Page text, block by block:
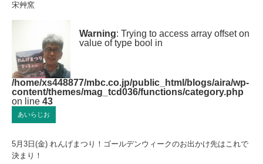
宋艸窯
Warning: Trying to access array offset on
value of type bool in
/home/xs448877/mbc.co.jp/public_html/blogs/aira/wp-
content/themes/mag_tcd036/functions/category.php
on line 43
あいらじお
5月3日(金) れんげまつり！ゴールデンウィークのお出かけ先はこれで
決まり！